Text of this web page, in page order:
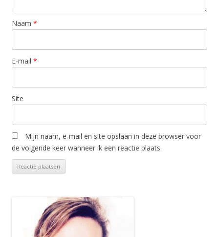
Naam *
E-mail *
Site
Mijn naam, e-mail en site opslaan in deze browser voor
de volgende keer wanneer ik een reactie plaats.